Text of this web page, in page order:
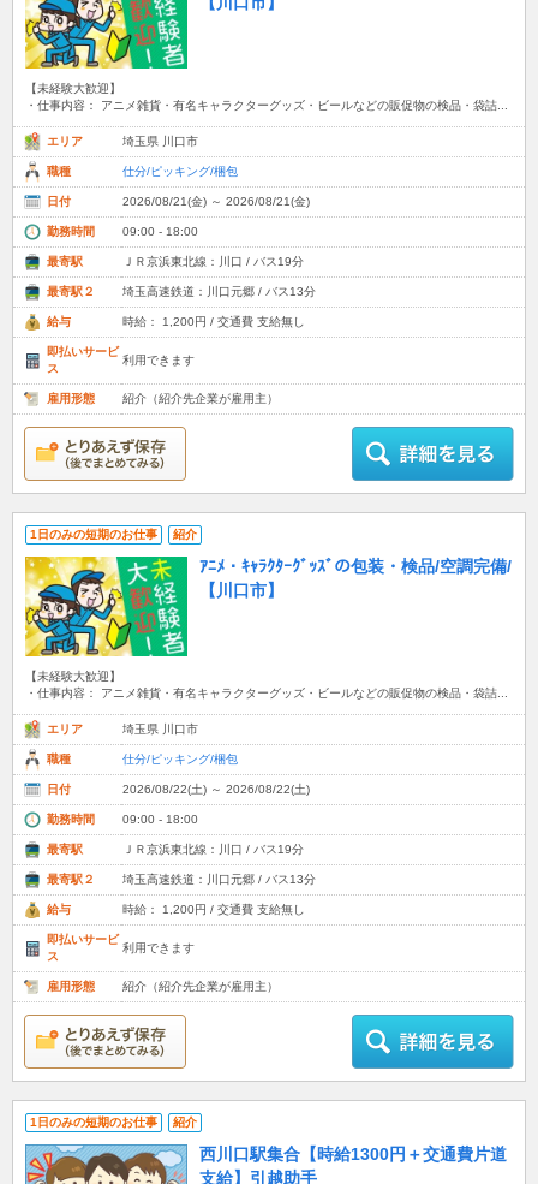
【未経験大歓迎】
・仕事内容： アニメ雑貨・有名キャラクターグッズ・ビールなどの販促物の検品・袋詰...
エリア 埼玉県 川口市
職種 仕分/ピッキング/梱包
日付 2026/08/21(金) ～ 2026/08/21(金)
勤務時間 09:00 - 18:00
最寄駅 ＪＲ京浜東北線：川口 / バス19分
最寄駅２ 埼玉高速鉄道：川口元郷 / バス13分
給与 時給： 1,200円 / 交通費 支給無し
即払いサービ
ス
利用できます
雇用形態 紹介（紹介先企業が雇用主）
1日のみの短期のお仕事 紹介
ｱﾆﾒ・ｷｬﾗｸﾀｰｸﾞｯｽﾞの包装・検品/空調完備/
【川口市】
【未経験大歓迎】
・仕事内容： アニメ雑貨・有名キャラクターグッズ・ビールなどの販促物の検品・袋詰...
エリア 埼玉県 川口市
職種 仕分/ピッキング/梱包
日付 2026/08/22(土) ～ 2026/08/22(土)
勤務時間 09:00 - 18:00
最寄駅 ＪＲ京浜東北線：川口 / バス19分
最寄駅２ 埼玉高速鉄道：川口元郷 / バス13分
給与 時給： 1,200円 / 交通費 支給無し
即払いサービ
ス
利用できます
雇用形態 紹介（紹介先企業が雇用主）
1日のみの短期のお仕事 紹介
西川口駅集合【時給1300円＋交通費片道
支給】引越助手